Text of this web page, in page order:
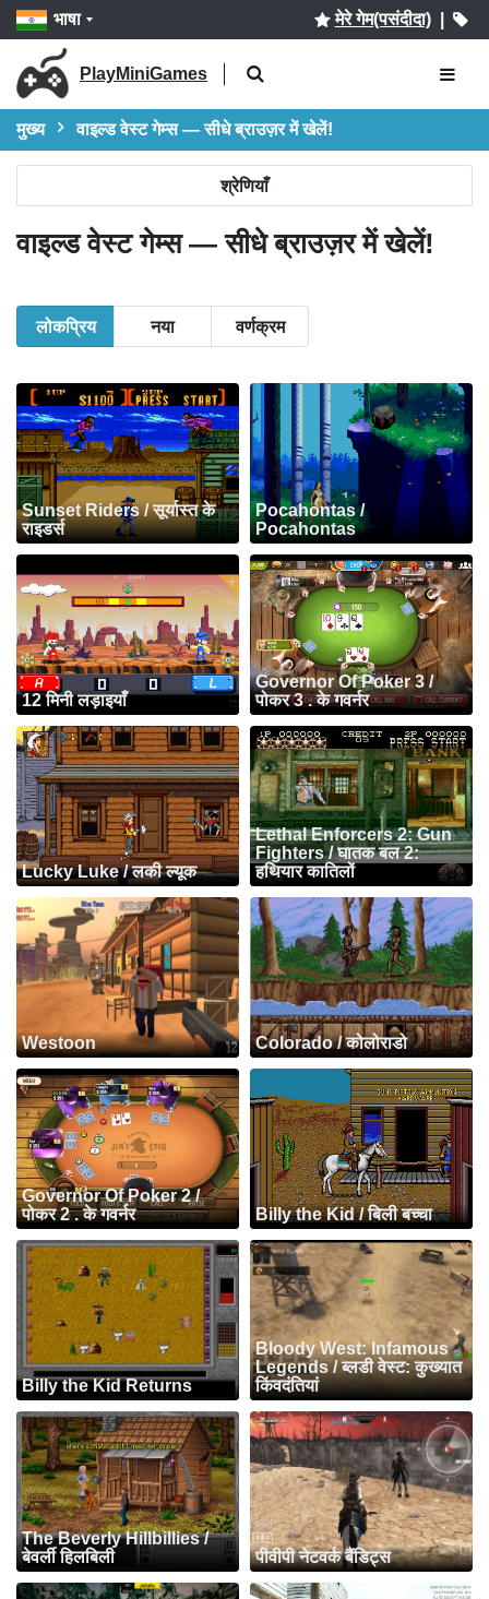
भाषा मेरे गेम(पसंदीदा)|
PlayMiniGames
मुख्य वाइल्ड वेस्ट गेम्स — सीधे ब्राउज़र में खेलें!
श्रेणियाँ
वाइल्ड वेस्ट गेम्स — सीधे ब्राउज़र में खेलें!
लोकप्रिय नया वर्णक्रम
Sunset Riders / सूर्यास्त के
राइडर्स
Pocahontas /
Pocahontas
12 मिनी लड़ाइयाँ
Governor Of Poker 3 /
पोकर 3 . के गवर्नर
Lucky Luke / लकी ल्यूक
Lethal Enforcers 2: Gun
Fighters / घातक बल 2:
हथियार कातिलों
Westoon Colorado / कोलोराडो
Governor Of Poker 2 /
पोकर 2 . के गवर्नर
Billy the Kid / बिली बच्चा
Billy the Kid Returns
Bloody West: Infamous
Legends / ब्लडी वेस्ट: कुख्यात
किंवदंतियां
The Beverly Hillbillies /
बेवर्ली हिलबिली
पीवीपी नेटवर्क बैंडिट्स